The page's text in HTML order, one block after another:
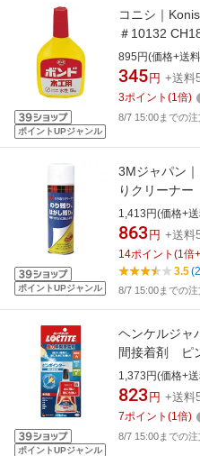
ポイントUPジャンル
コニシ｜
＃10132
895円(価格+送
345 円 +送料
3ポイント (1倍)
8/7 15:00までの
ポイントUPジャンル
3Mジャパン
りクリーナ
1,413円(価格+
863 円 +送料
14ポイント (1倍+
3.5
8/7 15:00までの
ポイントUPジャンル
ヘンケルジ
間接着剤 ピ
LML-005 LML-
1,373円(価格+
823 円 +送料
7ポイント (1倍)
8/7 15:00までの